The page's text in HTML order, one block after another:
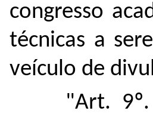
congresso
técnicas a
veículo de
"Art.